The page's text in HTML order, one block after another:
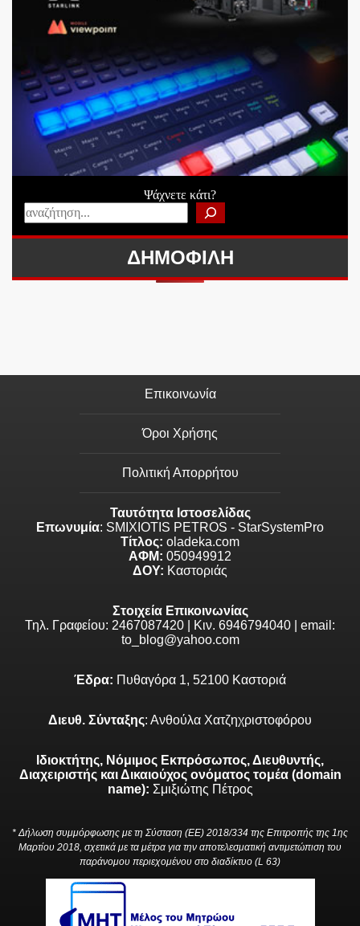
Ψάχνετε κάτι?
ΔΗΜΟΦΙΛΗ
Επικοινωνία
Όροι Χρήσης
Πολιτική Απορρήτου
Ταυτότητα Ιστοσελίδας
Επωνυμία: SMIXIOTIS PETROS - StarSystemPro
Τίτλος: oladeka.com
ΑΦΜ: 050949912
ΔΟΥ: Καστοριάς
Στοιχεία Επικοινωνίας
Τηλ. Γραφείου: 2467087420 | Κιν. 6946794040 | email:
to_blog@yahoo.com
Έδρα: Πυθαγόρα 1, 52100 Καστοριά
Διευθ. Σύνταξης: Ανθούλα Χατζηχριστοφόρου
Ιδιοκτήτης, Νόμιμος Εκπρόσωπος, Διευθυντής,
Διαχειριστής και Δικαιούχος ονόματος τομέα (domain
name): Σμιξιώτης Πέτρος
* Δήλωση συμμόρφωσης με τη Σύσταση (ΕΕ) 2018/334 της Επιτροπής της 1ης
Μαρτίου 2018, σχετικά με τα μέτρα για την αποτελεσματική αντιμετώπιση του
παράνομου περιεχομένου στο διαδίκτυο (L 63)